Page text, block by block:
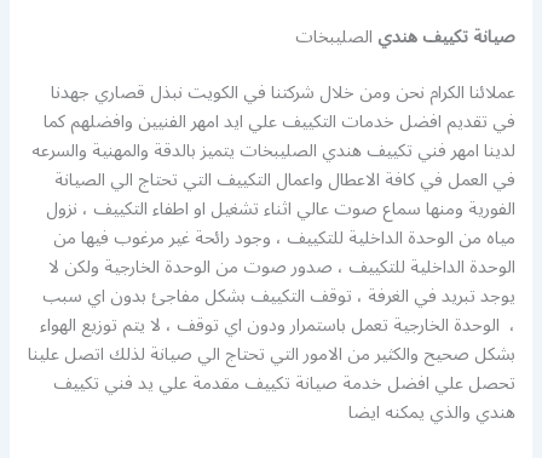
صيانة تكييف هنديالصليبخات
عملائنا الكرام نحن ومن خلال شركتنا في الكويت نبذل قصاري جهدنا
في تقديم افضل خدمات التكييف علي ايد امهر الفنيين وافضلهم كما
لدينا امهر فني تكييف هندي الصليبخات يتميز بالدقة والمهنية والسرعه
في العمل في كافة الاعطال واعمال التكييف التي تحتاج الي الصيانة
الفورية ومنها سماع صوت عالي اثناء تشغيل او اطفاء التكييف ، نزول
مياه من الوحدة الداخلية للتكييف ، وجود رائحة غير مرغوب فيها من
الوحدة الداخلية للتكييف ، صدور صوت من الوحدة الخارجية ولكن لا
يوجد تبريد في الغرفة ، توقف التكييف بشكل مفاجئ بدون اي سبب
، الوحدة الخارجية تعمل باستمرار ودون اي توقف ، لا يتم توزيع الهواء
بشكل صحيح والكثير من الامور التي تحتاج الي صيانة لذلك اتصل علينا
تحصل علي افضل خدمة صيانة تكييف مقدمة علي يد فني تكييف
هندي والذي يمكنه ايضا